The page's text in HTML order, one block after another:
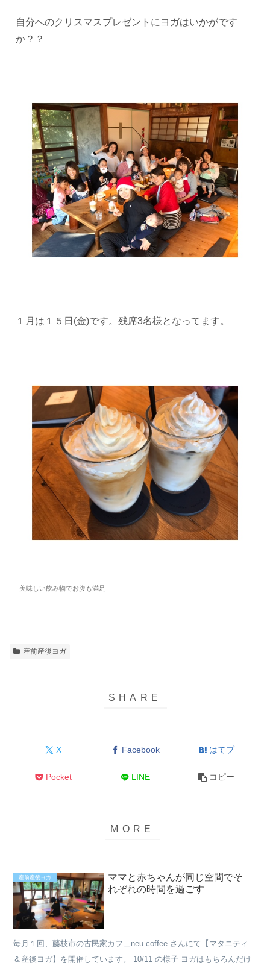
自分へのクリスマスプレゼントにヨガはいかがです
か？？
１月は１５日(金)です。残席3名様となってます。
美味しい飲み物でお腹も満足
産前産後ヨガ
X Facebook はてブ
Pocket LINE コピー
産前産後ヨガ
ママと赤ちゃんが同じ空間でそ
れぞれの時間を過ごす
毎月１回、藤枝市の古民家カフェneu coffee さんにて【マタニティ
＆産後ヨガ】を開催しています。 10/11 の様子 ヨガはもちろんだけ